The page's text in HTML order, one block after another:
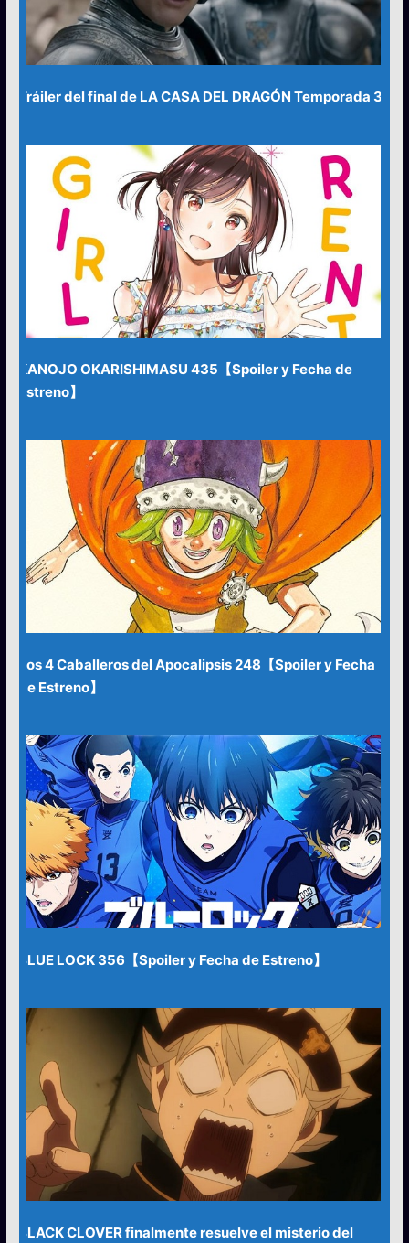
Tráiler del final de LA CASA DEL DRAGÓN Temporada 3
KANOJO OKARISHIMASU 435【Spoiler y Fecha de
Estreno】
Los 4 Caballeros del Apocalipsis 248【Spoiler y Fecha
de Estreno】
BLUE LOCK 356【Spoiler y Fecha de Estreno】
BLACK CLOVER finalmente resuelve el misterio del